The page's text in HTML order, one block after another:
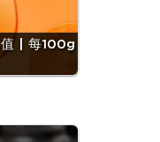
值 | 每100g